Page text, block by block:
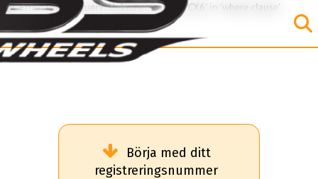
SQL Error: Invalid query: Unknown column 'CX6' in 'where clause'
Börja med ditt
registreringsnummer